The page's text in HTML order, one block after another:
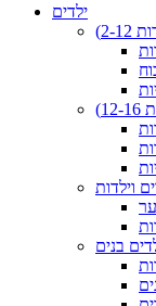
ילדים
וילדות
בנים